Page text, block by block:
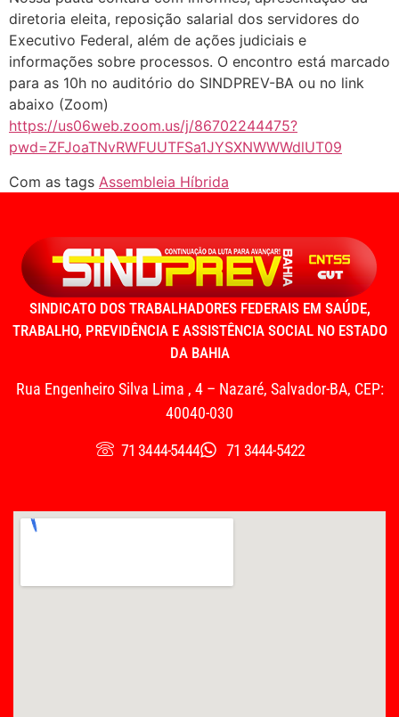
diretoria eleita, reposição salarial dos servidores do
Executivo Federal, além de ações judiciais e
informações sobre processos. O encontro está marcado
para as 10h no auditório do SINDPREV-BA ou no link
abaixo (Zoom)
https://us06web.zoom.us/j/86702244475?
pwd=ZFJoaTNvRWFUUTFSa1JYSXNWWWdlUT09
Com as tags Assembleia Híbrida
SINDICATO DOS TRABALHADORES FEDERAIS EM SAÚDE,
TRABALHO, PREVIDÊNCIA E ASSISTÊNCIA SOCIAL NO ESTADO
DA BAHIA
Rua Engenheiro Silva Lima , 4 – Nazaré, Salvador-BA, CEP:
40040-030
71 3444-5444
71 3444-5422